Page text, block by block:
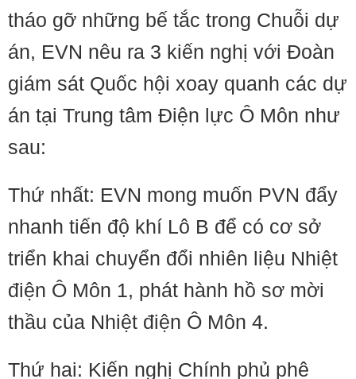
tháo gỡ những bế tắc trong Chuỗi dự
án, EVN nêu ra 3 kiến nghị với Đoàn
giám sát Quốc hội xoay quanh các dự
án tại Trung tâm Điện lực Ô Môn như
sau:
Thứ nhất: EVN mong muốn PVN đẩy
nhanh tiến độ khí Lô B để có cơ sở
triển khai chuyển đổi nhiên liệu Nhiệt
điện Ô Môn 1, phát hành hồ sơ mời
thầu của Nhiệt điện Ô Môn 4.
Thứ hai: Kiến nghị Chính phủ phê